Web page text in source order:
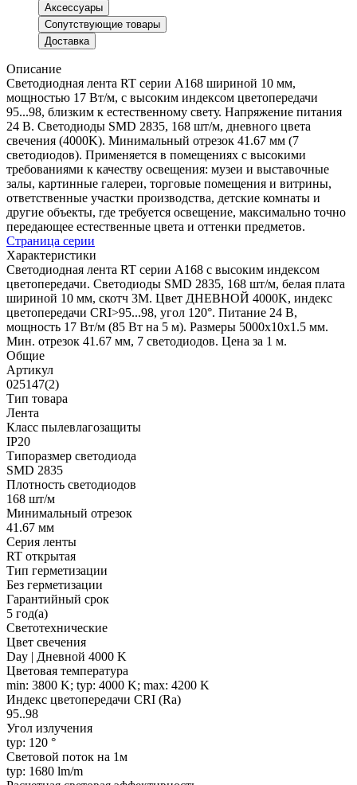
Аксессуары
Сопутствующие товары
Доставка
Описание
Светодиодная лента RT серии A168 шириной 10 мм,
мощностью 17 Вт/м, с высоким индексом цветопередачи
95...98, близким к естественному свету. Напряжение питания
24 В. Светодиоды SMD 2835, 168 шт/м, дневного цвета
свечения (4000K). Минимальный отрезок 41.67 мм (7
светодиодов). Применяется в помещениях с высокими
требованиями к качеству освещения: музеи и выставочные
залы, картинные галереи, торговые помещения и витрины,
ответственные участки производства, детские комнаты и
другие объекты, где требуется освещение, максимально точно
передающее естественные цвета и оттенки предметов.
Страница серии
Характеристики
Светодиодная лента RT серии A168 с высоким индексом
цветопередачи. Светодиоды SMD 2835, 168 шт/м, белая плата
шириной 10 мм, скотч 3М. Цвет ДНЕВНОЙ 4000K, индекс
цветопередачи CRI>95...98, угол 120°. Питание 24 В,
мощность 17 Вт/м (85 Вт на 5 м). Размеры 5000х10х1.5 мм.
Мин. отрезок 41.67 мм, 7 светодиодов. Цена за 1 м.
Общие
Артикул
025147(2)
Тип товара
Лента
Класс пылевлагозащиты
IP20
Типоразмер светодиода
SMD 2835
Плотность светодиодов
168 шт/м
Минимальный отрезок
41.67 мм
Серия ленты
RT открытая
Тип герметизации
Без герметизации
Гарантийный срок
5 год(а)
Светотехнические
Цвет свечения
Day | Дневной 4000 K
Цветовая температура
min: 3800 K; typ: 4000 K; max: 4200 K
Индекс цветопередачи CRI (Ra)
95..98
Угол излучения
typ: 120 °
Световой поток на 1м
typ: 1680 lm/m